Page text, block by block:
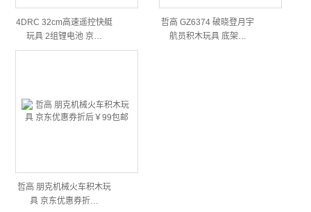
4DRC 32cm高速遥控快艇
玩具 2组锂电池 京…
哲高 GZ6374 破晓登月宇
航员积木玩具 底架…
哲高 朋克机械火车积木玩
具 京东优惠券折…